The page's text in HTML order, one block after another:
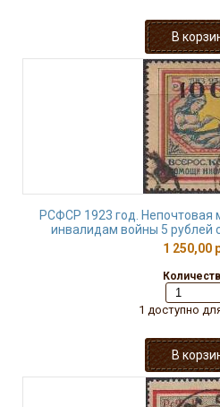
РСФСР 1923 год. Непочтовая
инвалидам войны 5 рублей
1 250,00
1 доступно